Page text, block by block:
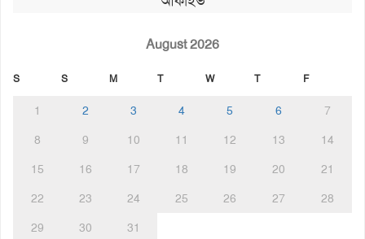
August 2026
S S M T W T F
1 2 3 4 5 6
7
8
9 10 11 12 13
14
15
16 17 18 19 20
21
22
23 24 25 26 27
28
29
30
31